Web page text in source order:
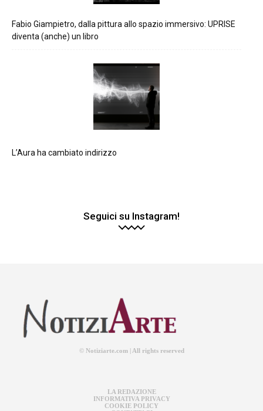
Fabio Giampietro, dalla pittura allo spazio immersivo: UPRISE
diventa (anche) un libro
L’Aura ha cambiato indirizzo
Seguici su Instagram!
© Notiziarte.com | All rights reserved
LA REDAZIONE
INFORMATIVA PRIVACY
COOKIE POLICY